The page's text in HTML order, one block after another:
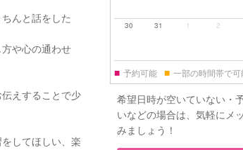
んと話をした
や心の通わせ
えすることで少
してほしい、楽
30 31 1 2
■ 予約可能 ■ 一部の時間帯で可
希望日時が空いていない・
いなどの場合は、気軽にメ
みましょう！